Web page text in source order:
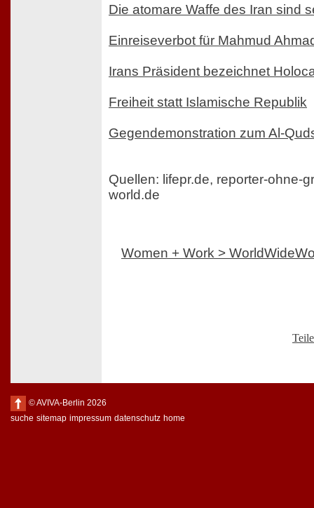
Die atomare Waffe des Iran sind
Einreiseverbot für Mahmud
Irans Präsident bezeichnet
Freiheit statt Islamische Republik
Gegendemonstration zum Al-
Quellen: lifepr.de, reporter-ohne-
world.de
Women + Work >
© AVIVA-Berlin 2026
suche sitemap impressum datenschutz home